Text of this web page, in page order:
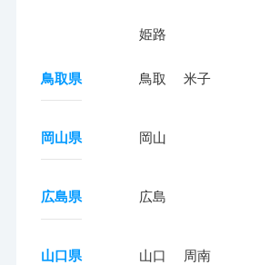
姫路
鳥取県 鳥取 米子
岡山県 岡山
広島県 広島
山口県 山口 周南